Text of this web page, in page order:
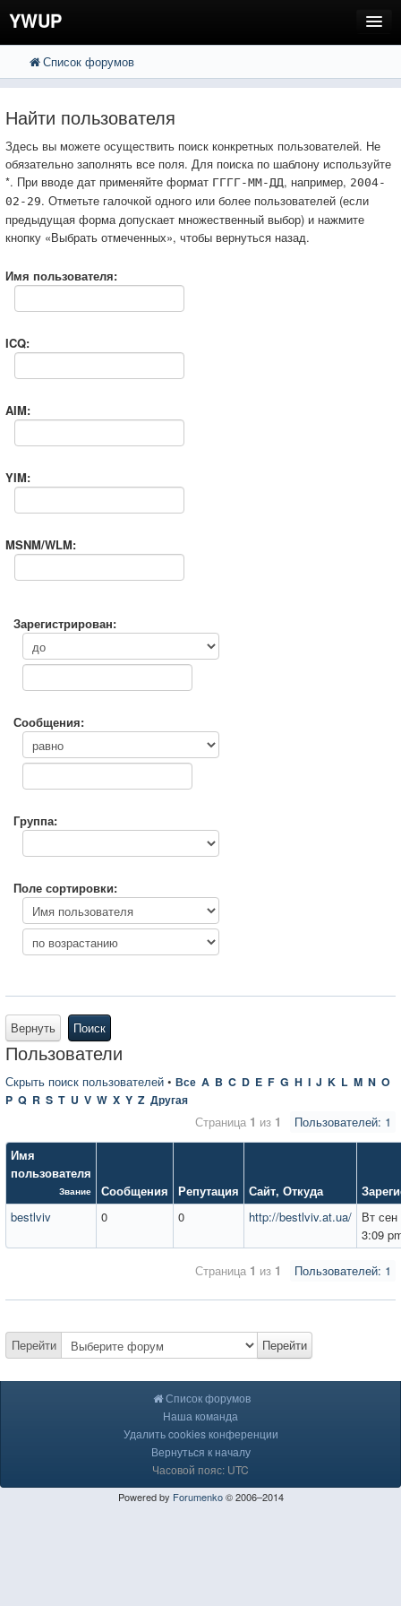
YWUP
FAQ
Вход
Список форумов
Найти пользователя
Здесь вы можете осуществить поиск конкретных пользователей. Не
обязательно заполнять все поля. Для поиска по шаблону используйте
*. При вводе дат применяйте формат ГГГГ-ММ-ДД, например, 2004-
02-29. Отметьте галочкой одного или более пользователей (если
предыдущая форма допускает множественный выбор) и нажмите
кнопку «Выбрать отмеченных», чтобы вернуться назад.
Имя пользователя:
ICQ:
AIM:
YIM:
MSNM/WLM:
Зарегистрирован:
Сообщения:
Группа:
Поле сортировки:
Вернуть Поиск
Пользователи
Скрыть поиск пользователей • Все A B C D E F G H I J K L M N O
P Q R S T U V W X Y Z Другая
Пользователей: 1
Страница 1 из 1
Имя
пользователя
Звание Сообщения Репутация Сайт, Откуда
bestlviv
0 0 http://bestlviv.at.ua/
Вт
3:09
Пользователей: 1
Страница 1 из 1
Перейти Перейти
Список форумов
Наша команда
Удалить cookies конференции
Вернуться к началу
Часовой пояс: UTC
Powered by Forumenko© 2006–2014